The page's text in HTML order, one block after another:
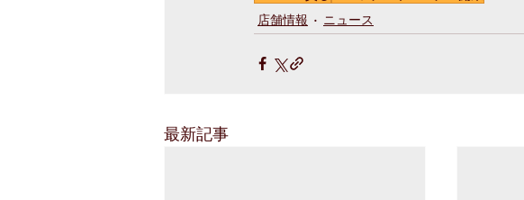
店舗情報 ニュース
最新記事